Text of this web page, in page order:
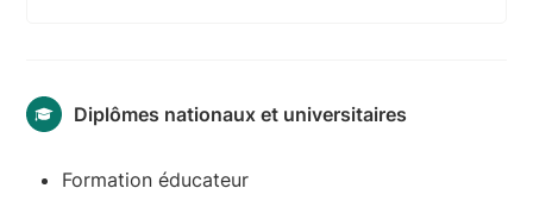
Diplômes nationaux et universitaires
Formation éducateur